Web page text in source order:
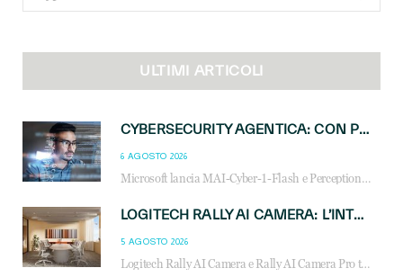
for:
ULTIMI ARTICOLI
CYBERSECURITY AGENTICA: CON PERCEPTION E MAI-CYBER-1-FLASH MICROSOFT APRE NUOVI SERVIZI PER IL CANALE
6 AGOSTO 2026
Microsoft lancia MAI-Cyber-1-Flash e Perception: cybersecurity agentica in preview dal 3 novembre. Cosa cambia per MSP, system integrator e reseller.
LOGITECH RALLY AI CAMERA: L’INTELLIGENZA ARTIFICIALE ENTRA NELLE SALE RIUNIONI DI NUOVA GENERAZIONE
5 AGOSTO 2026
Logitech Rally AI Camera e Rally AI Camera Pro trasformano gli spazi di collaborazione con AI, inquadratura intelligente, multi-camera e gestione avanzata dei meeting ibridi.